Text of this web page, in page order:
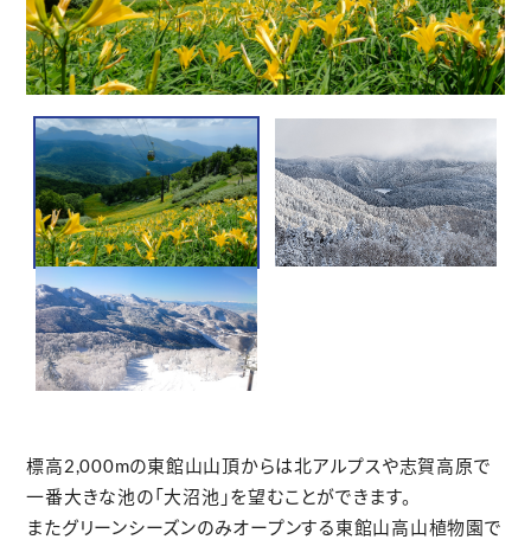
標高2,000mの東館山山頂からは北アルプスや志賀高原で
一番大きな池の「大沼池」を望むことができます。
またグリーンシーズンのみオープンする東館山高山植物園で